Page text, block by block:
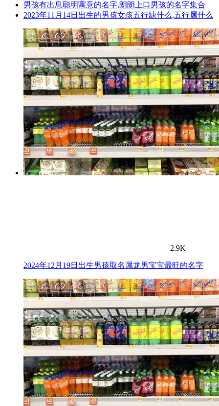
男孩有出息聪明寓意的名字,朗朗上口男孩的名字集合
2023年11月14日出生的男孩女孩五行缺什么,五行属什么
2.9K
2024年12月19日出生男孩取名属龙男宝宝最旺的名字